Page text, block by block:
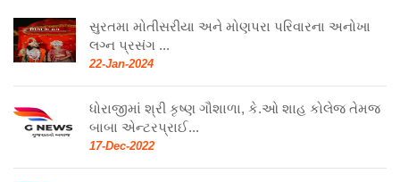
સુરતમા મોતીસરીયા અને મોણપરા પરિવારના અનોખા
લગ્ન પ્રસંગ ...
22-Jan-2024
ધોરાજીમાં શ્રી કૃષ્ણ ગૌશાળા, કે.ઓ શાહ કોલેજ તેમજ
બાબા એન્ટરપ્રાઈ...
17-Dec-2022